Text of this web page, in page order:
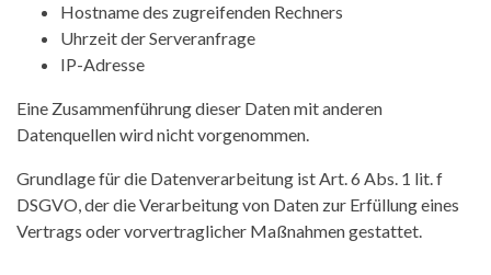
Hostname des zugreifenden Rechners
Uhrzeit der Serveranfrage
IP-Adresse
Eine Zusammenführung dieser Daten mit anderen
Datenquellen wird nicht vorgenommen.
Grundlage für die Datenverarbeitung ist Art. 6 Abs. 1 lit. f
DSGVO, der die Verarbeitung von Daten zur Erfüllung eines
Vertrags oder vorvertraglicher Maßnahmen gestattet.